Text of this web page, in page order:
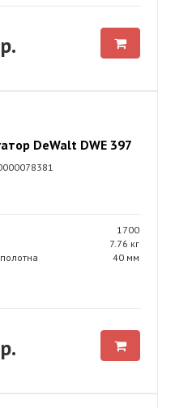
DeWalt DWE 397
1700
7.76 кг
40 мм